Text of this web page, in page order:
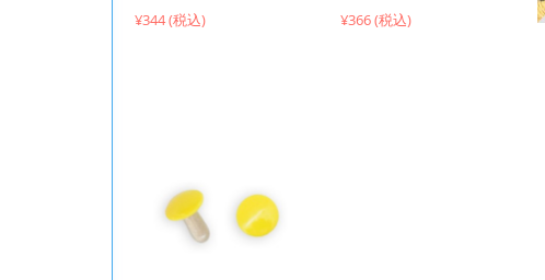
¥344 (税込)
¥366 (税込)